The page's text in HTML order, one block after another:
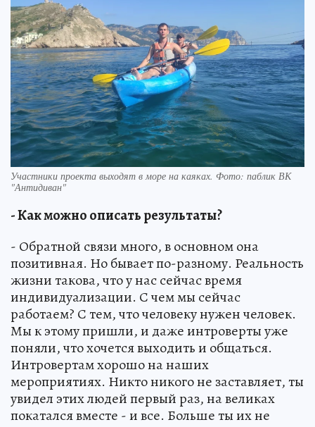
Участники проекта выходят в море на каяках. Фото: паблик ВК
"Антидиван"
- Как можно описать результаты?
- Обратной связи много, в основном она
позитивная. Но бывает по-разному. Реальность
жизни такова, что у нас сейчас время
индивидуализации. С чем мы сейчас
работаем? С тем, что человеку нужен человек.
Мы к этому пришли, и даже интроверты уже
поняли, что хочется выходить и общаться.
Интровертам хорошо на наших
мероприятиях. Никто никого не заставляет, ты
увидел этих людей первый раз, на великах
покатался вместе - и все. Больше ты их не